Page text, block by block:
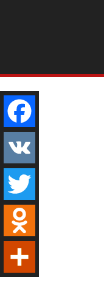
Facebook
VK
Twitter
Odnoklassniki